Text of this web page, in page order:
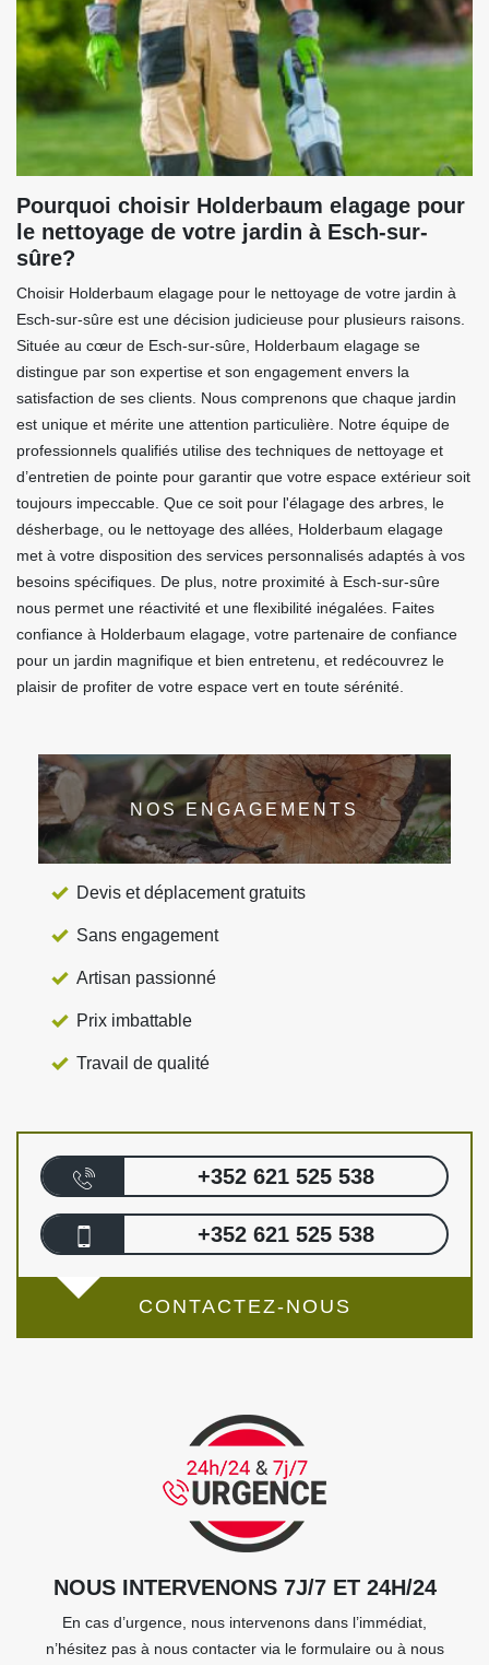
Pourquoi choisir Holderbaum elagage pour
le nettoyage de votre jardin à Esch-sur-
sûre?
Choisir Holderbaum elagage pour le nettoyage de votre jardin à
Esch-sur-sûre est une décision judicieuse pour plusieurs raisons.
Située au cœur de Esch-sur-sûre, Holderbaum elagage se
distingue par son expertise et son engagement envers la
satisfaction de ses clients. Nous comprenons que chaque jardin
est unique et mérite une attention particulière. Notre équipe de
professionnels qualifiés utilise des techniques de nettoyage et
d’entretien de pointe pour garantir que votre espace extérieur soit
toujours impeccable. Que ce soit pour l'élagage des arbres, le
désherbage, ou le nettoyage des allées, Holderbaum elagage
met à votre disposition des services personnalisés adaptés à vos
besoins spécifiques. De plus, notre proximité à Esch-sur-sûre
nous permet une réactivité et une flexibilité inégalées. Faites
confiance à Holderbaum elagage, votre partenaire de confiance
pour un jardin magnifique et bien entretenu, et redécouvrez le
plaisir de profiter de votre espace vert en toute sérénité.
NOS ENGAGEMENTS
Devis et déplacement gratuits
Sans engagement
Artisan passionné
Prix imbattable
Travail de qualité
+352 621 525 538
+352 621 525 538
CONTACTEZ-NOUS
NOUS INTERVENONS 7J/7 ET 24H/24
En cas d’urgence, nous intervenons dans l’immédiat,
n’hésitez pas à nous contacter via le formulaire ou à nous